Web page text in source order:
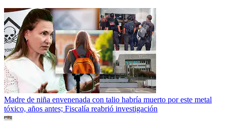
Madre de niña envenenada con talio habría muerto por este metal
tóxico, años antes; Fiscalía reabrió investigación